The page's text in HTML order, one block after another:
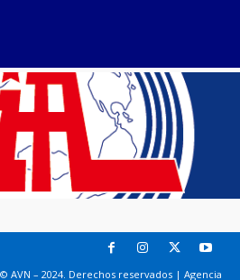
© AVN – 2024. Derechos reservados | Agencia